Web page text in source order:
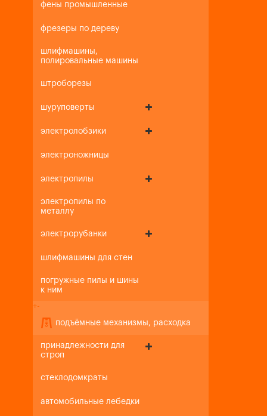
фены промышленные
фрезеры по дереву
шлифмашины,
полировальные машины
штроборезы
шуруповерты
электролобзики
электроножницы
электропилы
электропилы по
металлу
электрорубанки
шлифмашины для стен
погружные пилы и шины
к ним
+-
подъёмные механизмы, расходка
принадлежности для
строп
стеклодомкраты
автомобильные лебедки